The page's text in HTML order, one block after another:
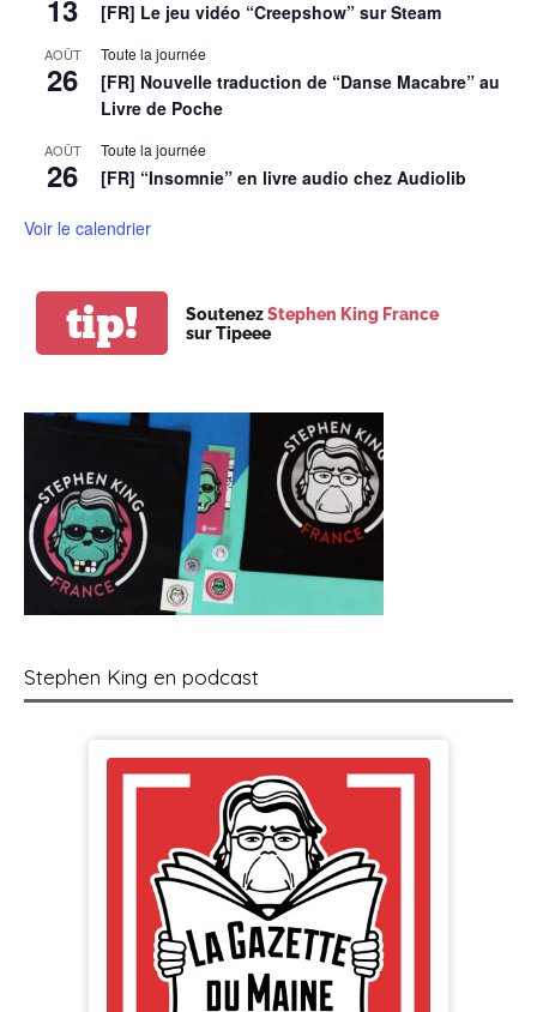
13 [FR] Le jeu vidéo “Creepshow” sur Steam
AOÛT
26
Toute la journée
[FR] Nouvelle traduction de “Danse Macabre” au
Livre de Poche
AOÛT
26
Toute la journée
[FR] “Insomnie” en livre audio chez Audiolib
Voir le calendrier
tip! SoutenezStephen King France
sur Tipeee
Stephen King en podcast